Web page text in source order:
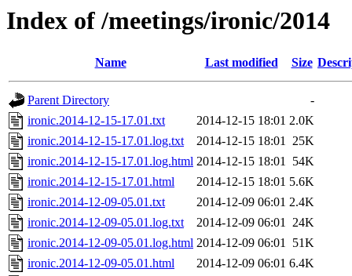
Index of /meetings/ironic/2014
Name Last modified Size
Parent Directory
-
ironic.2014-12-15-17.01.txt
2014-12-15 18:01 2.0K
ironic.2014-12-15-17.01.log.txt
2014-12-15 18:01 25K
ironic.2014-12-15-17.01.log.html 2014-12-15 18:01 54K
ironic.2014-12-15-17.01.html
2014-12-15 18:01 5.6K
ironic.2014-12-09-05.01.txt
2014-12-09 06:01 2.4K
ironic.2014-12-09-05.01.log.txt
2014-12-09 06:01 24K
ironic.2014-12-09-05.01.log.html 2014-12-09 06:01 51K
ironic.2014-12-09-05.01.html
2014-12-09 06:01 6.4K